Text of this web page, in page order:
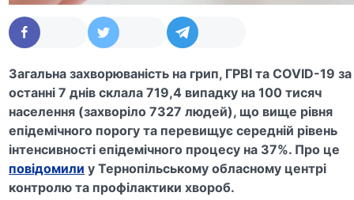
Загальна захворюваність на грип, ГРВІ та COVID-19 за
останні 7 днів склала 719,4 випадку на 100 тисяч
населення (захворіло 7327 людей), що вище рівня
епідемічного порогу та перевищує середній рівень
інтенсивності епідемічного процесу на 37%. Про це
повідомили у Тернопільському обласному центрі
контролю та профілактики хвороб.